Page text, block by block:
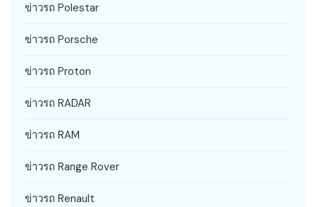
ข่าวรถ Polestar
ข่าวรถ Porsche
ข่าวรถ Proton
ข่าวรถ RADAR
ข่าวรถ RAM
ข่าวรถ Range Rover
ข่าวรถ Renault